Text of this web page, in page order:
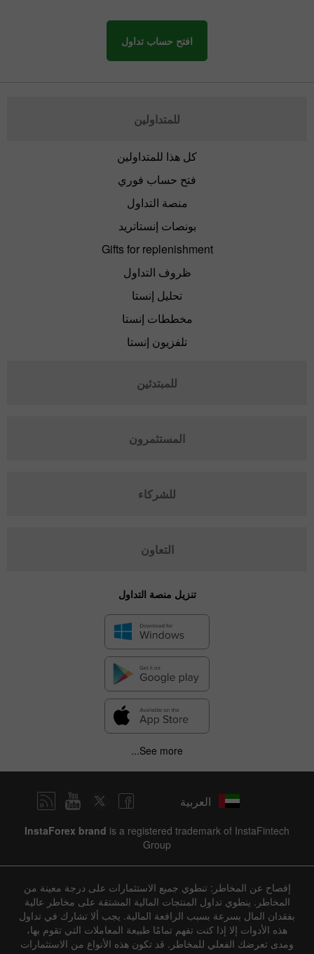
افتح حساب تداول
للمتداولين
كل هذا للمتداولين
فتح حساب فوري
منصة التداول
بونصات إنستاتريد
Gifts for replenishment
ظروف التداول
تحليل إنستا
مخططات إنستا
تلفزيون إنستا
للمبتدئين
المستثمرون
للشركاء
التعاون
تنزيل منصة التداول
See more...
العربية
InstaForex brand is a registered trademark of InstaFintech
Group
إفصاح عن المخاطر: تنطوي جميع الاستثمارات على درجة معينة من
المخاطر. ينطوي تداول المنتجات المالية المشتقة على مخاطر عالية
بفقدان المال بسرعة بسبب الرافعة المالية. يجب ألا تشارك في تداول
هذه الأدوات إلا إذا كنت تفهم تمامًا طبيعة المعاملات التي تقوم بها،
ومدى تعرضك الفعلي للمخاطر. قد تكون هذه الأنواع من الاستثمارات